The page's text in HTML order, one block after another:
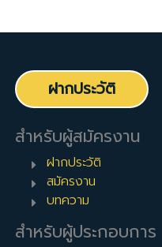
ฝากประวัติ
สำหรับผู้สมัครงาน
ฝากประวัติ
สมัครงาน
บทความ
สำหรับผู้ประกอบการ